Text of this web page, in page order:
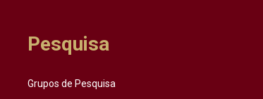
Pesquisa
Grupos de Pesquisa